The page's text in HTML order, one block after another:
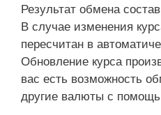
Результат обмена
В случае изменения
пересчитан в
Обновление курса
вас есть возможность
другие валюты с